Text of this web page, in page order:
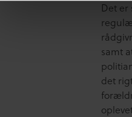
Det
samt
det